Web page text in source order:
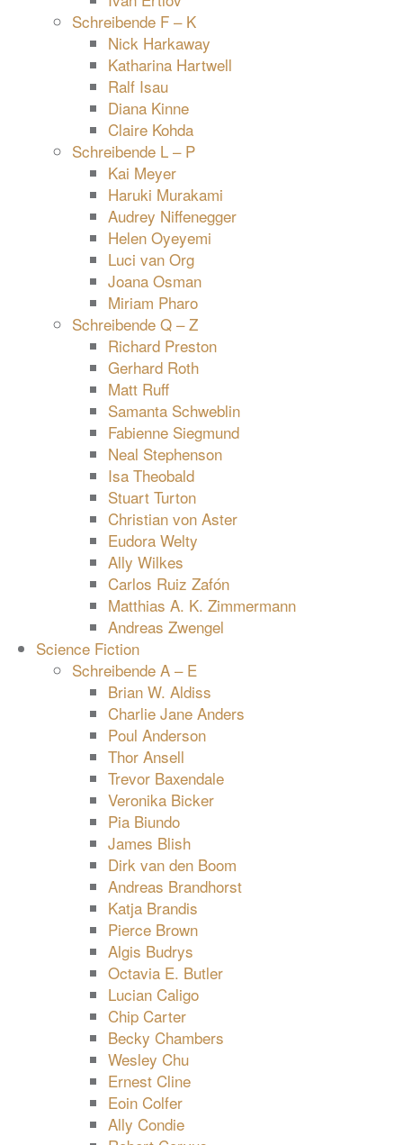
Schreibende F – K
Nick Harkaway
Katharina Hartwell
Ralf Isau
Diana Kinne
Claire Kohda
Schreibende L – P
Kai Meyer
Haruki Murakami
Audrey Niffenegger
Helen Oyeyemi
Luci van Org
Joana Osman
Miriam Pharo
Schreibende Q – Z
Richard Preston
Gerhard Roth
Matt Ruff
Samanta Schweblin
Fabienne Siegmund
Neal Stephenson
Isa Theobald
Stuart Turton
Christian von Aster
Eudora Welty
Ally Wilkes
Carlos Ruiz Zafón
Matthias A. K. Zimmermann
Andreas Zwengel
Science Fiction
Schreibende A – E
Brian W. Aldiss
Charlie Jane Anders
Poul Anderson
Thor Ansell
Trevor Baxendale
Veronika Bicker
Pia Biundo
James Blish
Dirk van den Boom
Andreas Brandhorst
Katja Brandis
Pierce Brown
Algis Budrys
Octavia E. Butler
Lucian Caligo
Chip Carter
Becky Chambers
Wesley Chu
Ernest Cline
Eoin Colfer
Ally Condie